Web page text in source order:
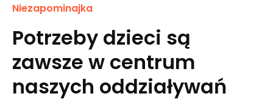
Niezapominajka
Potrzeby dzieci są
zawsze w centrum
naszych oddziaływań